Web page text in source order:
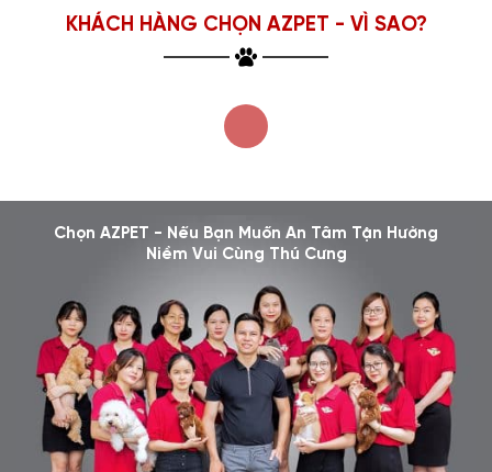
KHÁCH HÀNG CHỌN AZPET - VÌ SAO?
Chọn AZPET - Nếu Bạn Muốn An Tâm Tận Hưởng
Niềm Vui Cùng Thú Cưng